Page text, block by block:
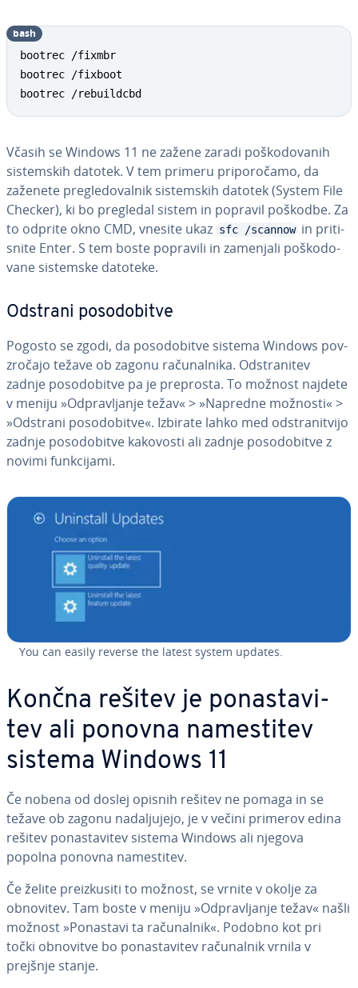
bootrec /fixmbr
bootrec /fixboot
bootrec /rebuildcbd
bash
Včasih se Windows 11 ne zažene zaradi po­ško­do­va­nih
sis­tem­skih datotek. V tem primeru pri­po­ro­ča­mo, da
zaženete pre­gle­do­val­nik sis­tem­skih datotek (System File
Checker), ki bo pregledal sistem in popravil poškodbe. Za
to odprite okno CMD, vnesite ukaz sfc /scannow in pri­ti­
sni­te Enter. S tem boste popravili in zamenjali po­ško­do­
va­ne sistemske datoteke.
Odstrani po­so­do­bi­tve
Pogosto se zgodi, da po­so­do­bi­tve sistema Windows pov­
zro­ča­jo težave ob zagonu ra­ču­nal­ni­ka. Od­stra­ni­tev
zadnje po­so­do­bi­tve pa je preprosta. To možnost najdete
v meniju »Od­pra­vlja­nje težav« > »Napredne možnosti« >
»Odstrani po­so­do­bi­tve«. Izbirate lahko med od­stra­ni­tvi­jo
zadnje po­so­do­bi­tve kakovosti ali zadnje po­so­do­bi­tve z
novimi funk­ci­ja­mi.
You can easily reverse the latest system updates.
Končna rešitev je po­na­sta­vi­
tev ali ponovna na­me­sti­tev
sistema Windows 11
Če nobena od doslej opisnih rešitev ne pomaga in se
težave ob zagonu na­da­lju­je­jo, je v večini primerov edina
rešitev po­na­sta­vi­tev sistema Windows ali njegova
popolna ponovna na­me­sti­tev.
Če želite pre­iz­ku­si­ti to možnost, se vrnite v okolje za
obnovitev. Tam boste v meniju »Od­pra­vlja­nje težav« našli
možnost »Ponastavi ta ra­ču­nal­nik«. Podobno kot pri
točki obnovitve bo po­na­sta­vi­tev ra­ču­nal­nik vrnila v
prejšnje stanje.